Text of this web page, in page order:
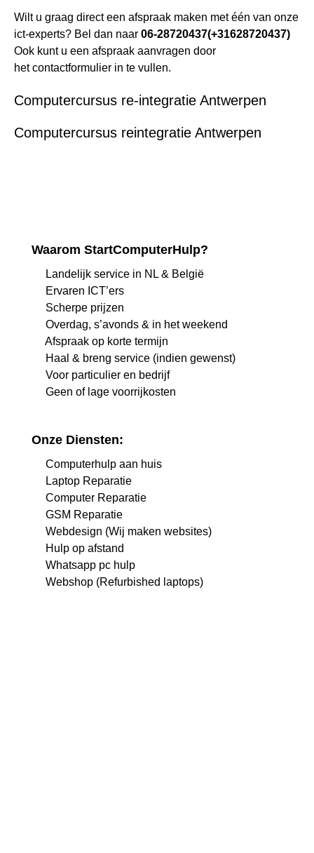
Wilt u graag direct een afspraak maken met één van onze
ict-experts? Bel dan naar 06-28720437(+31628720437)
Ook kunt u een afspraak aanvragen door
hetcontactformulier in te vullen.
Computercursus re-integratie Antwerpen
Computercursus reintegratie Antwerpen
Waarom StartComputerHulp?
Landelijk service in NL & België
Ervaren ICT’ers
Scherpe prijzen
Overdag, s’avonds & in het weekend
Afspraak op korte termijn
Haal & breng service (indien gewenst)
Voor particulier en bedrijf
Geen of lage voorrijkosten
Onze Diensten:
Computerhulp aan huis
Laptop Reparatie
Computer Reparatie
GSM Reparatie
Webdesign (Wij maken websites)
Hulp op afstand
Whatsapp pc hulp
Webshop (Refurbished laptops)